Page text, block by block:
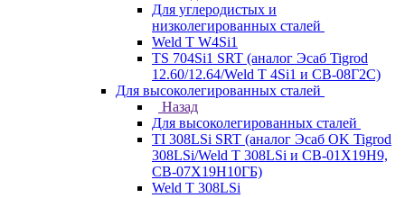
Для углеродистых и
низколегированных сталей
Weld T W4Si1
TS 704Si1 SRT (аналог Эсаб Tigrod
12.60/12.64/Weld T 4Si1 и СВ-08Г2С)
Для высоколегированных сталей
Назад
Для высоколегированных сталей
TI 308LSi SRT (аналог Эсаб OK Tigrod
308LSi/Weld T 308LSi и СВ-01Х19Н9,
СВ-07Х19Н10ГБ)
Weld T 308LSi